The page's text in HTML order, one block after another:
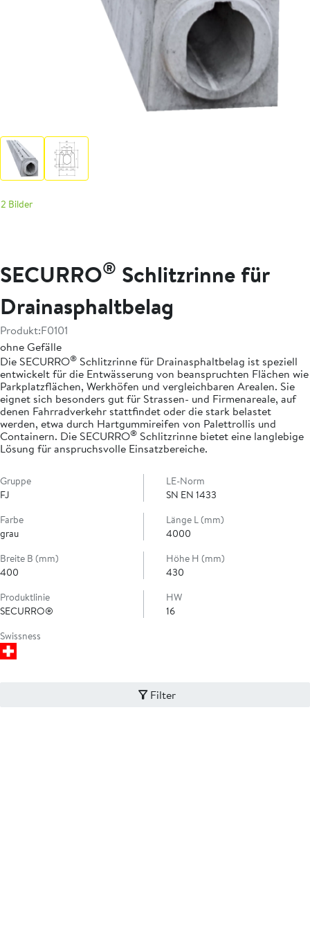
2 Bilder
SECURRO® Schlitzrinne für
Drainasphaltbelag
Produkt:F0101
ohne Gefälle
Die SECURRO® Schlitzrinne für Drainasphaltbelag ist speziell
entwickelt für die Entwässerung von beanspruchten Flächen wie
Parkplatzflächen, Werkhöfen und vergleichbaren Arealen. Sie
eignet sich besonders gut für Strassen- und Firmenareale, auf
denen Fahrradverkehr stattfindet oder die stark belastet
werden, etwa durch Hartgummireifen von Palettrollis und
Containern. Die SECURRO® Schlitzrinne bietet eine langlebige
Lösung für anspruchsvolle Einsatzbereiche.
Gruppe
FJ
LE-Norm
SN EN 1433
Farbe
grau
Länge L (mm)
4000
Breite B (mm)
400
Höhe H (mm)
430
Produktlinie
SECURRO®
HW
16
Swissness
Filter